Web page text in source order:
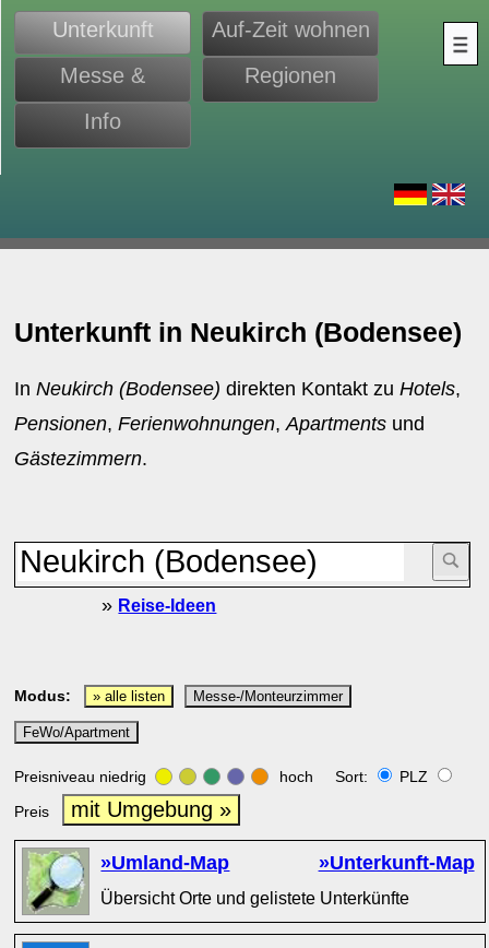
Unterkunft
Auf-Zeit wohnen
Messe &
Monteure
Regionen
Info
Unterkunft in Neukirch (Bodensee)
InNeukirch (Bodensee) direkten Kontakt zuHotels,
Pensionen,Ferienwohnungen,Apartments und
Gästezimmern.
» Reise-Ideen
Modus: » alle listen Messe-/Monteurzimmer
FeWo/Apartment
Preisniveau niedrig hoch Sort:
PLZ
Preis
mit Umgebung »
»Umland-Map »Unterkunft-Map
Übersicht Orte und gelistete Unterkünfte